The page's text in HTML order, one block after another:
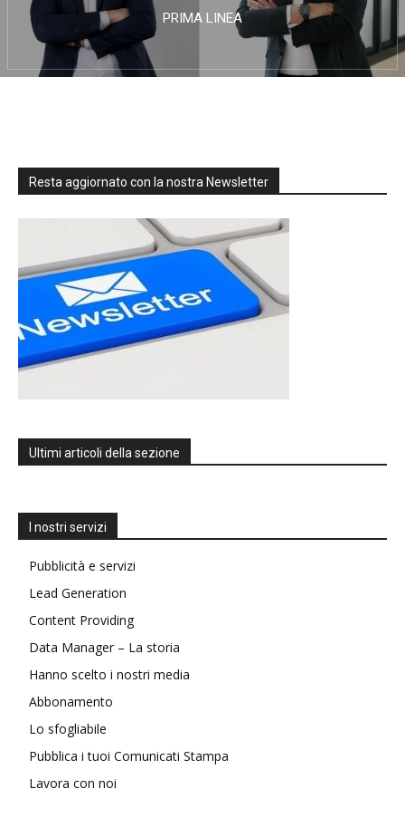
PRIMA LINEA
Resta aggiornato con la nostra Newsletter
Ultimi articoli della sezione
I nostri servizi
Pubblicità e servizi
Lead Generation
Content Providing
Data Manager – La storia
Hanno scelto i nostri media
Abbonamento
Lo sfogliabile
Pubblica i tuoi Comunicati Stampa
Lavora con noi